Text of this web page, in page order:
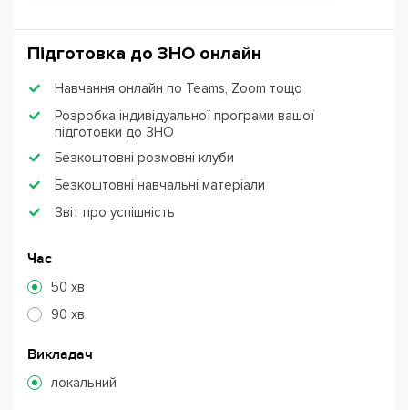
Підготовка до ЗНО онлайн
Навчання онлайн по Teams, Zoom тощо
Розробка індивідуальної програми вашої
підготовки до ЗНО
Безкоштовні розмовні клуби
Безкоштовні навчальні матеріали
Звіт про успішність
Час
50 хв
90 хв
Викладач
локальний